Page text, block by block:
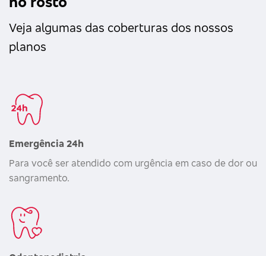
Veja algumas das coberturas dos nossos
planos
Emergência 24h
Para você ser atendido com urgência em caso de dor ou
sangramento.